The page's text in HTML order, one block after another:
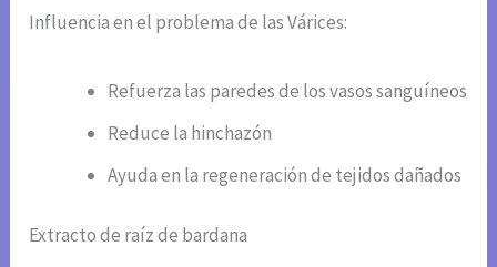
Influencia en el problema de las Várices:
Refuerza las paredes de los vasos sanguíneos
Reduce la hinchazón
Ayuda en la regeneración de tejidos dañados
Extracto de raíz de bardana